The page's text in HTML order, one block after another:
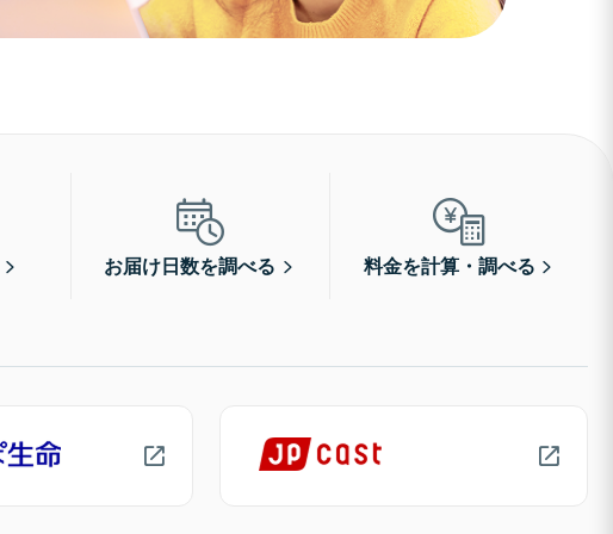
お届け日数を調べる 料金を計算・調べる